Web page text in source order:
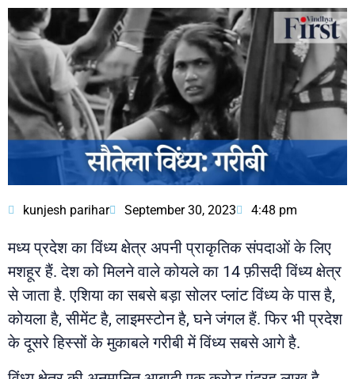
kunjesh parihar September 30, 2023 4:48 pm
मध्य प्रदेश का विंध्य क्षेत्र अपनी प्राकृतिक संपदाओं के लिए
मशहूर हैं. देश को मिलने वाले कोयले का 14 फ़ीसदी विंध्य क्षेत्र
से जाता है. एशिया का सबसे बड़ा सोलर प्लांट विंध्य के पास है,
कोयला है, सीमेंट है, लाइमस्टोन है, घने जंगल हैं. फिर भी प्रदेश
के दूसरे हिस्सों के मुकाबले गरीबी में विंध्य सबसे आगे है.